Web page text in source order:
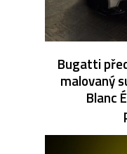
Bugatti
malovaný
Blanc